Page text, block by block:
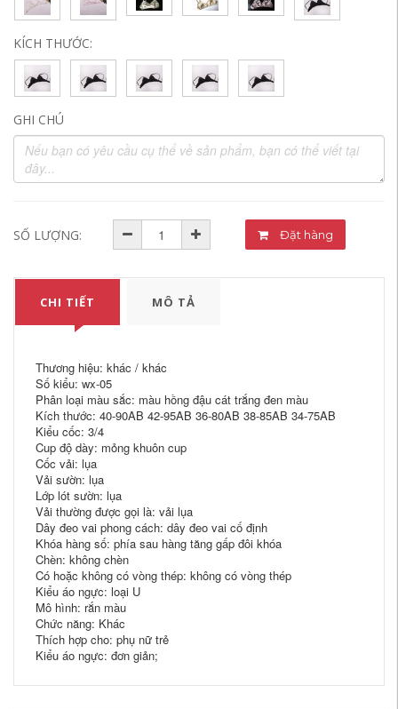
KÍCH THƯỚC:
GHI CHÚ
SỐ LƯỢNG: Đặt hàng
CHI TIẾT MÔ TẢ
Thương hiệu: khác / khác
Số kiểu: wx-05
Phân loại màu sắc: màu hồng đậu cát trắng đen màu
Kích thước: 40-90AB 42-95AB 36-80AB 38-85AB 34-75AB
Kiểu cốc: 3/4
Cup độ dày: mỏng khuôn cup
Cốc vải: lụa
Vải sườn: lụa
Lớp lót sườn: lụa
Vải thường được gọi là: vải lụa
Dây đeo vai phong cách: dây đeo vai cố định
Khóa hàng số: phía sau hàng tăng gấp đôi khóa
Chèn: không chèn
Có hoặc không có vòng thép: không có vòng thép
Kiểu áo ngực: loại U
Mô hình: rắn màu
Chức năng: Khác
Thích hợp cho: phụ nữ trẻ
Kiểu áo ngực: đơn giản;